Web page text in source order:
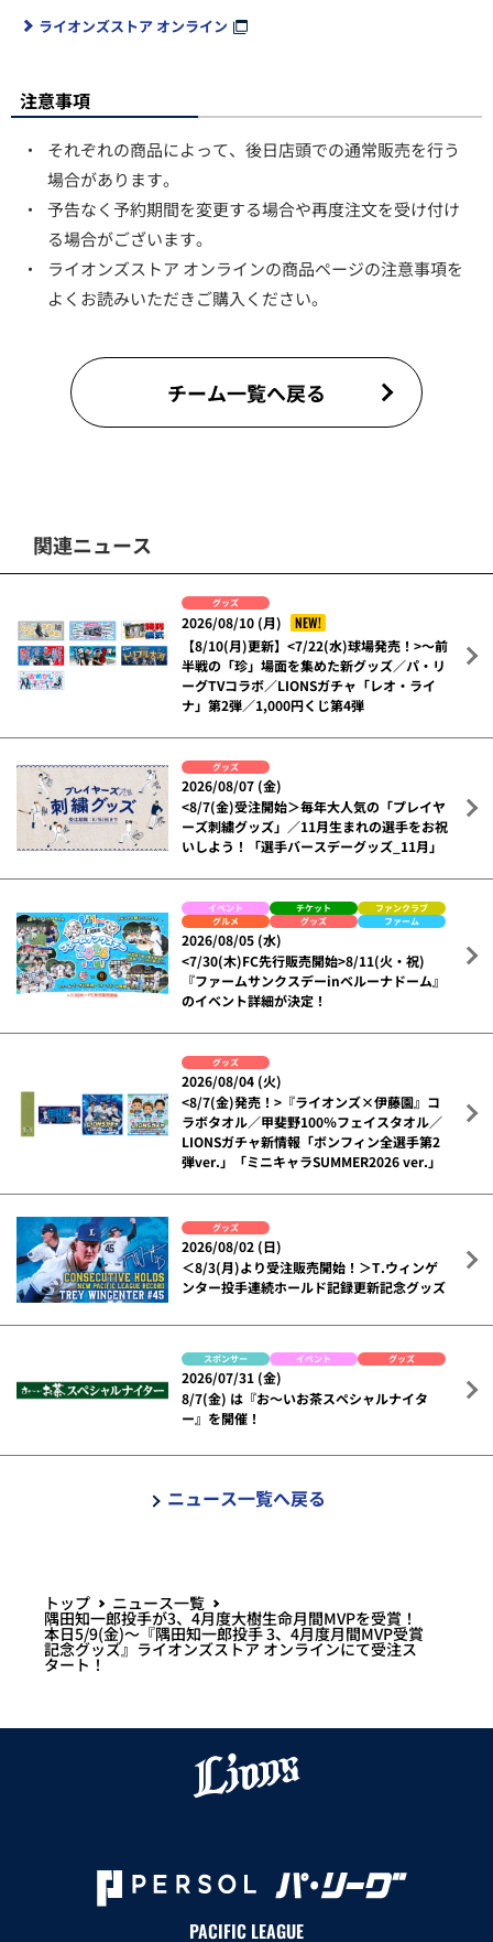
ライオンズストア オンライン
注意事項
・
それぞれの商品によって、後日店頭での通常販売を行う
場合があります。
・
予告なく予約期間を変更する場合や再度注文を受け付け
る場合がございます。
・
ライオンズストア オンラインの商品ページの注意事項を
よくお読みいただきご購入ください。
チーム一覧へ戻る
関連ニュース
グッズ
2026/08/10 (月)
NEW!
【8/10(月)更新】<7/22(水)球場発売！>～前
半戦の「珍」場面を集めた新グッズ／パ・リ
ーグTVコラボ／LIONSガチャ「レオ・ライ
ナ」第2弾／1,000円くじ第4弾
グッズ
2026/08/07 (金)
<8/7(金)受注開始＞毎年大人気の「プレイヤ
ーズ刺繍グッズ」／11月生まれの選手をお祝
いしよう！「選手バースデーグッズ_11月」
イベント チケット
ファンクラブ
グルメ
グッズ ファーム
2026/08/05 (水)
<7/30(木)FC先行販売開始>8/11(火・祝)
『ファームサンクスデーinベルーナドーム』
のイベント詳細が決定！
グッズ
2026/08/04 (火)
<8/7(金)発売！>『ライオンズ×伊藤園』コ
ラボタオル／甲斐野100％フェイスタオル／
LIONSガチャ新情報「ボンフィン全選手第2
弾ver.」「ミニキャラSUMMER2026 ver.」
グッズ
2026/08/02 (日)
＜8/3(月)より受注販売開始！＞T.ウィンゲ
ンター投手連続ホールド記録更新記念グッズ
スポンサー イベント グッズ
2026/07/31 (金)
8/7(金) は『お～いお茶スペシャルナイタ
ー』を開催！
ニュース一覧へ戻る
トップ ニュース一覧
隅田知一郎投手が3、4月度大樹生命月間MVPを受賞！
本日5/9(金)～『隅田知一郎投手 3、4月度月間MVP受賞
記念グッズ』ライオンズストア オンラインにて受注ス
タート！
PACIFIC LEAGUE